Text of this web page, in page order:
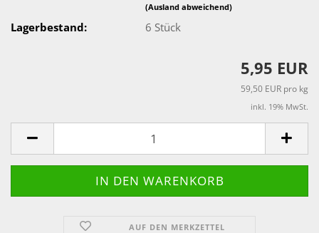
(Ausland abweichend)
Lagerbestand: 6 Stück
5,95 EUR
59,50 EUR pro kg
inkl. 19% MwSt.
AUF DEN MERKZETTEL